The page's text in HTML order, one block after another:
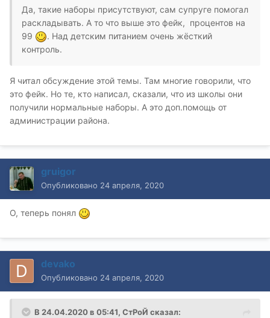
Да, такие наборы присутствуют, сам супруге помогал
раскладывать. А то что выше это фейк, процентов на
99
. Над детским питанием очень жёсткий
контроль.
Я читал обсуждение этой темы. Там многие говорили, что
это фейк. Но те, кто написал, сказали, что из школы они
получили нормальные наборы. А это доп.помощь от
администрации района.
gruigor
Опубликовано 24 апреля, 2020
О, теперь понял
devako
Опубликовано 24 апреля, 2020
В 24.04.2020 в 05:41, СтРоЙ сказал: